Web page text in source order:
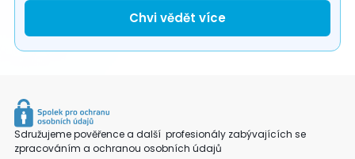
Chvi vědět více
Sdružujeme pověřence a další profesionály zabývajících se
zpracováním a ochranou osobních údajů